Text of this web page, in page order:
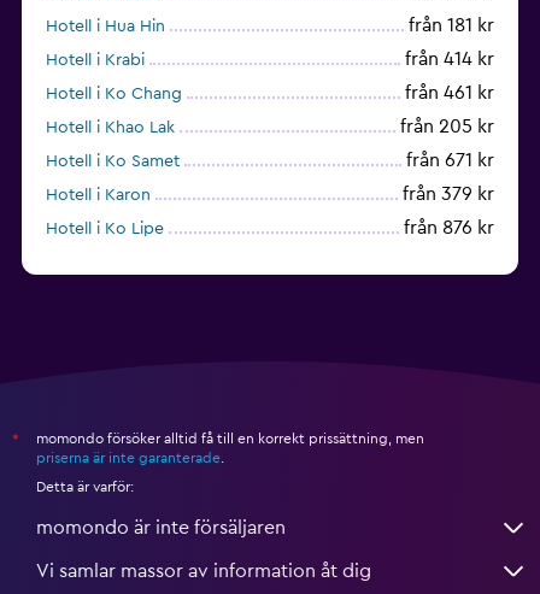
Hotell i Hua Hin från 181 kr
Hotell i Krabi från 414 kr
Hotell i Ko Chang från 461 kr
Hotell i Khao Lak från 205 kr
Hotell i Ko Samet från 671 kr
Hotell i Karon från 379 kr
Hotell i Ko Lipe från 876 kr
*
momondo försöker alltid få till en korrekt prissättning, men
priserna är inte garanterade
Detta är varför:
momondo är inte försäljaren
Vi samlar massor av information åt dig